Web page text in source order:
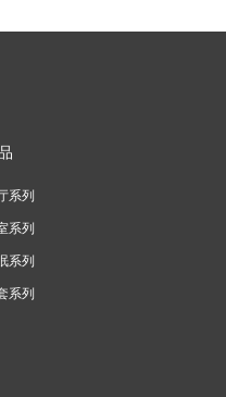
系列
系列
系列
系列